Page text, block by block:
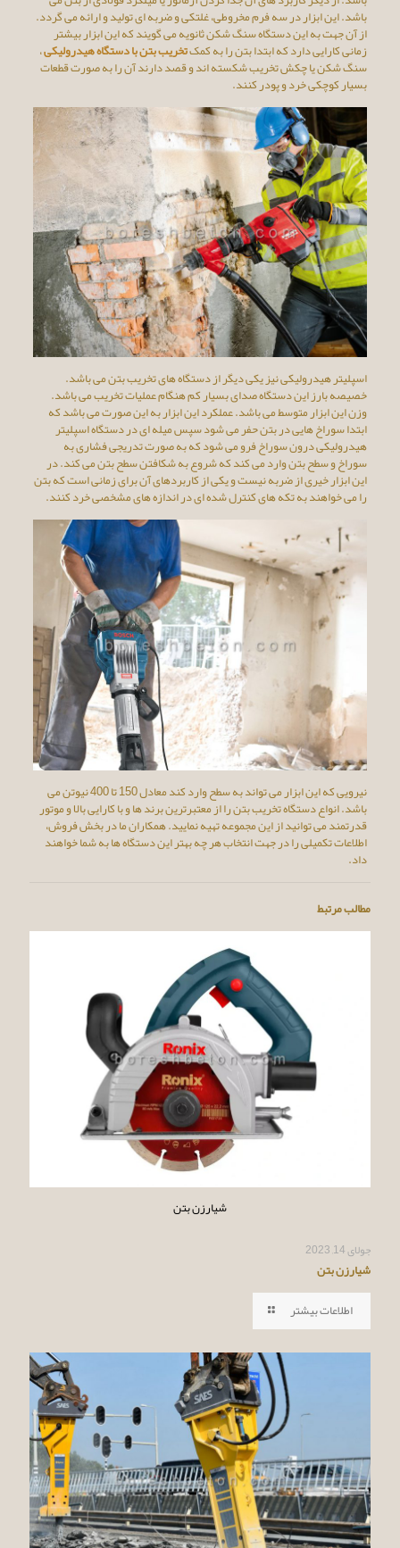
باشد. این ابزار در سه فرم مخروطی، غلتکی و ضربه ای تولید و ارائه می گردد.
از آن جهت به این دستگاه سنگ شکن ثانویه می گویند که این ابزار بیشتر
زمانی کارایی دارد که ابتدا بتن را به کمکتخریب بتن با دستگاه هیدرولیکی،
سنگ شکن یا چکش تخریب شکسته اند و قصد دارند آن را به صورت قطعات
بسیار کوچکی خرد و پودر کنند.
اسپلیتر هیدرولیکی نیز یکی دیگر از دستگاه های تخریب بتن می باشد.
خصیصه بارز این دستگاه صدای بسیار کم هنگام عملیات تخریب می باشد.
وزن این ابزار متوسط می باشد. عملکرد این ابزار به این صورت می باشد که
ابتدا سوراخ هایی در بتن حفر می شود سپس میله ای در دستگاه اسپلیتر
هیدرولیکی درون سوراخ فرو می شود که به صورت تدریجی فشاری به
سوراخ و سطح بتن وارد می کند که شروع به شکافتن سطح بتن می کند. در
این ابزار خیری از ضربه نیست و یکی از کاربردهای آن برای زمانی است که بتن
را می خواهند به تکه های کنترل شده ای در اندازه های مشخصی خرد کنند.
نیرویی که این ابزار می تواند به سطح وارد کند معادل 150 تا 400 نیوتن می
باشد. انواع دستگاه تخریب بتن را از معتبرترین برند ها و با کارایی بالا و موتور
قدرتمند می توانید از این مجموعه تهیه نمایید. همکاران ما در بخش فروش،
اطلاعات تکمیلی را در جهت انتخاب هر چه بهتر این دستگاه ها به شما خواهند
داد.
مطالب مرتبط
شیارزن بتن
جولای 14, 2023
شیارزن بتن
اطلاعات بیشتر